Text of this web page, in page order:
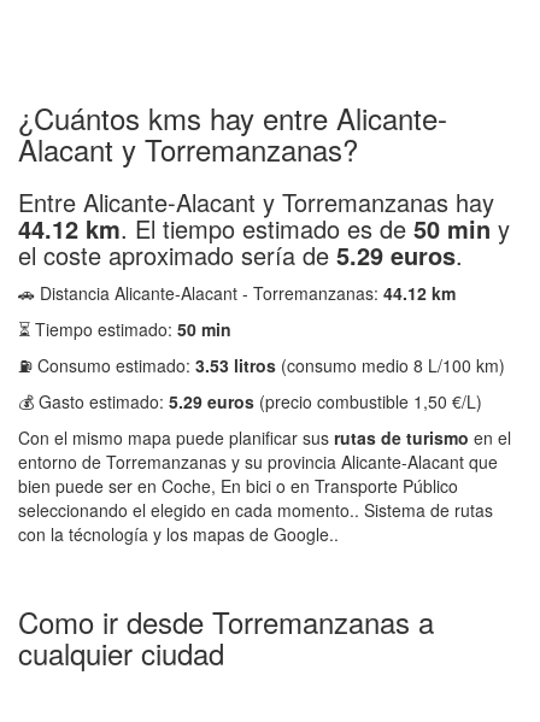
¿Cuántos kms hay entre Alicante-
Alacant y Torremanzanas?
Entre Alicante-Alacant y Torremanzanas hay
44.12 km. El tiempo estimado es de 50 min y
el coste aproximado sería de 5.29 euros.
🚗 Distancia Alicante-Alacant - Torremanzanas: 44.12 km
⏳ Tiempo estimado: 50 min
⛽ Consumo estimado: 3.53 litros (consumo medio 8 L/100 km)
💰 Gasto estimado: 5.29 euros (precio combustible 1,50 €/L)
Con el mismo mapa puede planificar sus rutas de turismo en el
entorno de Torremanzanas y su provincia Alicante-Alacant que
bien puede ser en Coche, En bici o en Transporte Público
seleccionando el elegido en cada momento.. Sistema de rutas
con la técnología y los mapas de Google..
Como ir desde Torremanzanas a
cualquier ciudad